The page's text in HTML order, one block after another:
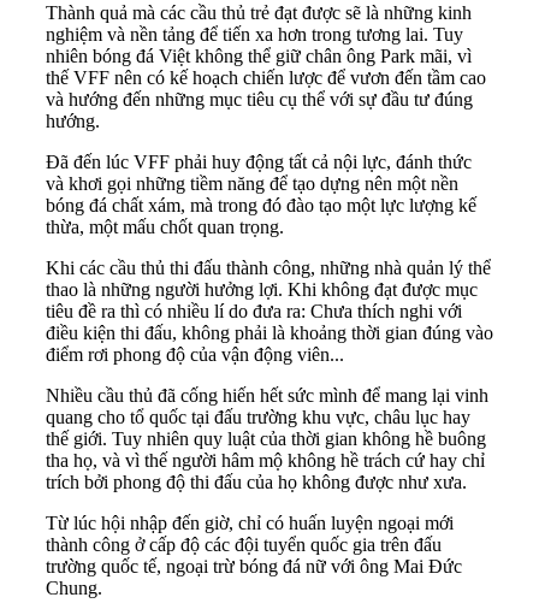
Thành quả mà các cầu thủ trẻ đạt được sẽ là những kinh
nghiệm và nền tảng để tiến xa hơn trong tương lai. Tuy
nhiên bóng đá Việt không thể giữ chân ông Park mãi, vì
thế VFF nên có kế hoạch chiến lược để vươn đến tầm cao
và hướng đến những mục tiêu cụ thể với sự đầu tư đúng
hướng.
Đã đến lúc VFF phải huy động tất cả nội lực, đánh thức
và khơi gọi những tiềm năng để tạo dựng nên một nền
bóng đá chất xám, mà trong đó đào tạo một lực lượng kế
thừa, một mấu chốt quan trọng.
Khi các cầu thủ thi đấu thành công, những nhà quản lý thể
thao là những người hưởng lợi. Khi không đạt được mục
tiêu đề ra thì có nhiều lí do đưa ra: Chưa thích nghi với
điều kiện thi đấu, không phải là khoảng thời gian đúng vào
điểm rơi phong độ của vận động viên...
Nhiều cầu thủ đã cống hiến hết sức mình để mang lại vinh
quang cho tổ quốc tại đấu trường khu vực, châu lục hay
thế giới. Tuy nhiên quy luật của thời gian không hề buông
tha họ, và vì thế người hâm mộ không hề trách cứ hay chỉ
trích bởi phong độ thi đấu của họ không được như xưa.
Từ lúc hội nhập đến giờ, chỉ có huấn luyện ngoại mới
thành công ở cấp độ các đội tuyển quốc gia trên đấu
trường quốc tế, ngoại trừ bóng đá nữ với ông Mai Đức
Chung.